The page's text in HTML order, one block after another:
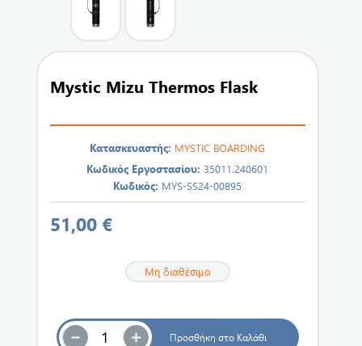
Mystic Mizu Thermos Flask
Κατασκευαστής: MYSTIC BOARDING
Κωδικός Εργοστασίου: 35011.240601
Κωδικός: MYS-SS24-00895
51,00 €
Μη διαθέσιμο